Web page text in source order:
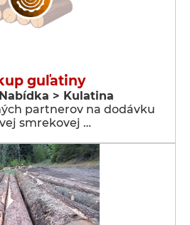
guľatiny
> Kulatina
partnerov na dodávku
smrekovej …